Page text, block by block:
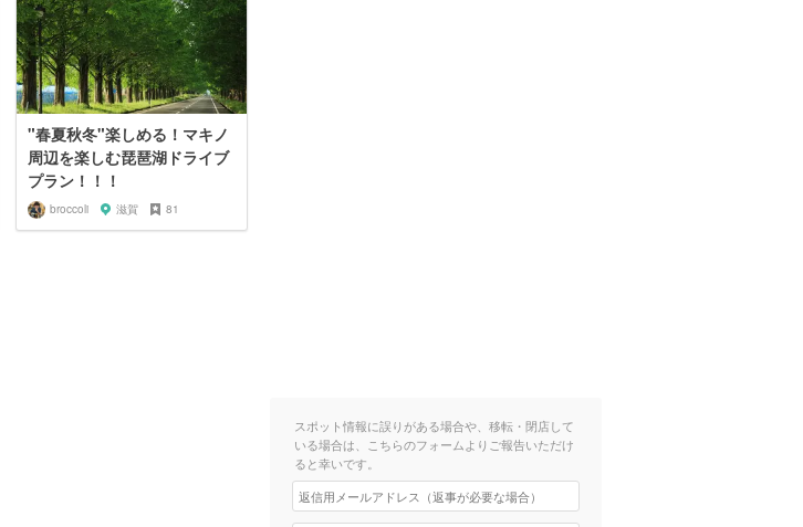
"春夏秋冬"楽しめる！マキノ
周辺を楽しむ琵琶湖ドライブ
プラン！！！
broccoli 滋賀 81
スポット情報に誤りがある場合や、移転・閉店して
いる場合は、こちらのフォームよりご報告いただけ
ると幸いです。